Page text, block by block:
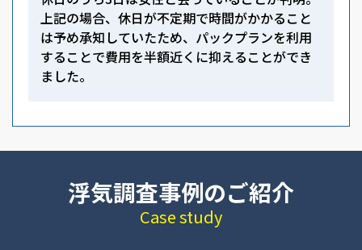
上記の場合、休日が不定期で時間がかかること
は予め承知していたため、パックプランを利用
することで費用を半額近くに抑えることができ
ました。
浮気調査事例のご紹介
Case study